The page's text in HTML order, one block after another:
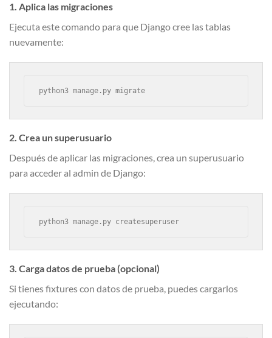
1. Aplica las migraciones
Ejecuta este comando para que Django cree las tablas
nuevamente:
python3 manage.py migrate
2. Crea un superusuario
Después de aplicar las migraciones, crea un superusuario
para acceder al admin de Django:
python3 manage.py createsuperuser
3. Carga datos de prueba (opcional)
Si tienes fixtures con datos de prueba, puedes cargarlos
ejecutando: